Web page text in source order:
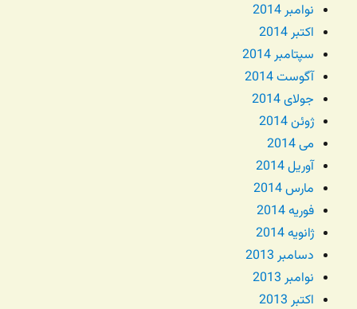
نوامبر 2014
اکتبر 2014
سپتامبر 2014
آگوست 2014
جولای 2014
ژوئن 2014
می 2014
آوریل 2014
مارس 2014
فوریه 2014
ژانویه 2014
دسامبر 2013
نوامبر 2013
اکتبر 2013